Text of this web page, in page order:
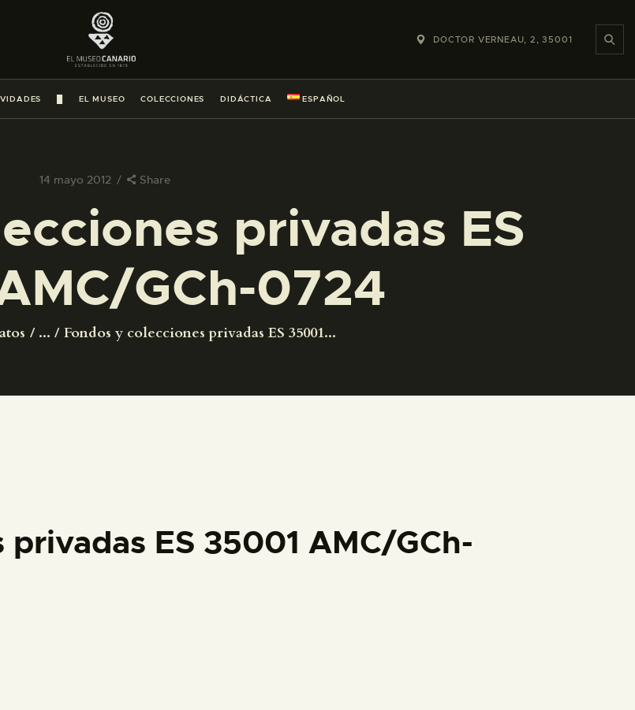
DOCTOR VERNEAU, 2, 35001
EL MUSEO COLECCIONES DIDÁCTICA ESPAÑOL
14 mayo 2012 Share
privadas ES
GCh-0724
... Fondos y colecciones privadas ES 35001...
LA VISITA
ES 35001 AMC/GCh-